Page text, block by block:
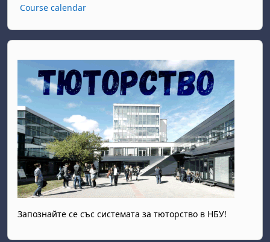
Course calendar
Запознайте се със системата за тюторство в НБУ!